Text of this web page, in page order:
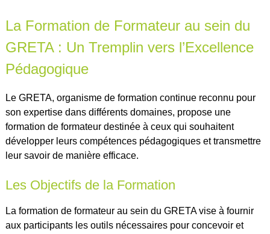
La Formation de Formateur au sein du
GRETA : Un Tremplin vers l’Excellence
Pédagogique
Le GRETA, organisme de formation continue reconnu pour
son expertise dans différents domaines, propose une
formation de formateur destinée à ceux qui souhaitent
développer leurs compétences pédagogiques et transmettre
leur savoir de manière efficace.
Les Objectifs de la Formation
La formation de formateur au sein du GRETA vise à fournir
aux participants les outils nécessaires pour concevoir et